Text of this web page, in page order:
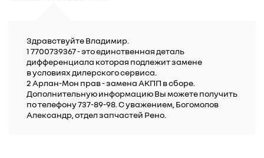
Здравствуйте Владимир.
1 7700739367 - это единственная деталь
дифференциала которая подлежит замене
в условиях дилерского сервиса.
2 Арлан-Мон прав - замена АКПП в сборе.
Дополнительную информацию Вы можете получить
по телефону 737-89-98. С уважением, Богомолов
Александр, отдел запчастей Рено.